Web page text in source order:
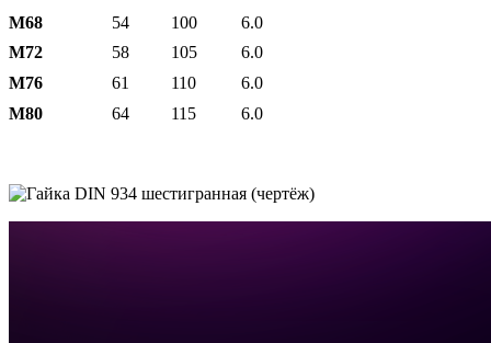
М68
54 100
6.0
М72
58 105
6.0
М76
61 110
6.0
М80
64 115 6.0